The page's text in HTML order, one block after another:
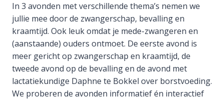
In 3 avonden met verschillende thema’s nemen we
jullie mee door de zwangerschap, bevalling en
kraamtijd. Ook leuk omdat je mede-zwangeren en
(aanstaande) ouders ontmoet. De eerste avond is
meer gericht op zwangerschap en kraamtijd, de
tweede avond op de bevalling en de avond met
lactatiekundige Daphne te Bokkel over borstvoeding.
We proberen de avonden informatief én interactief